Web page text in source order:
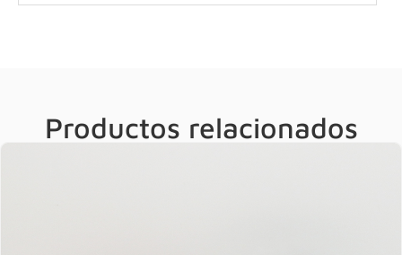
Productos relacionados